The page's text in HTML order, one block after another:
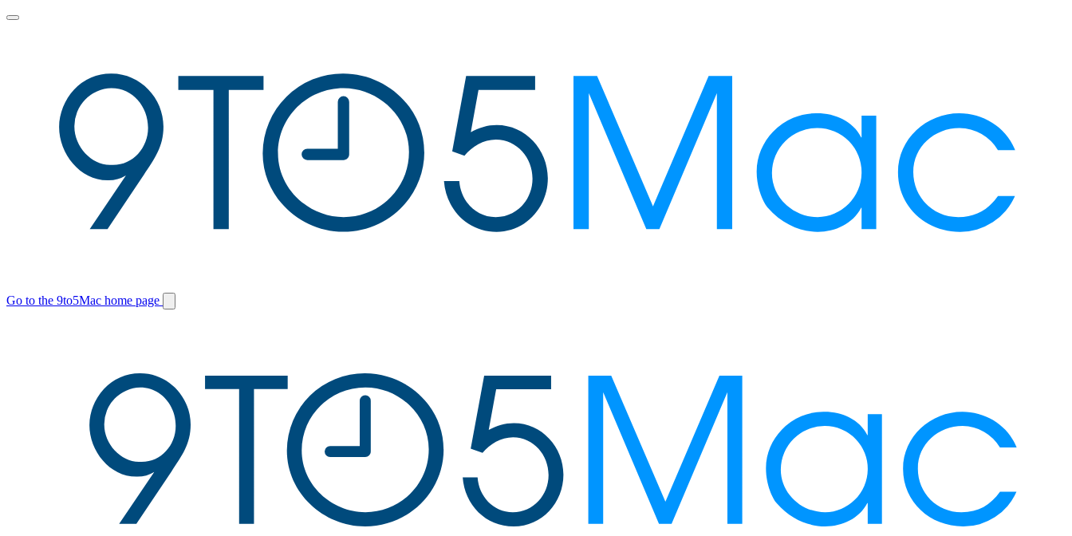
Toggle
Go to the 9to5Mac home page
Switch